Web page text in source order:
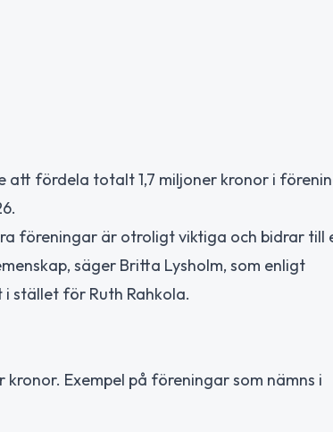
att fördela totalt 1,7 miljoner kronor i
föreningar är otroligt viktiga och bidrar till
säger Britta Lysholm, som enligt
stället för Ruth Rahkola.
Exempel på föreningar som nämns i